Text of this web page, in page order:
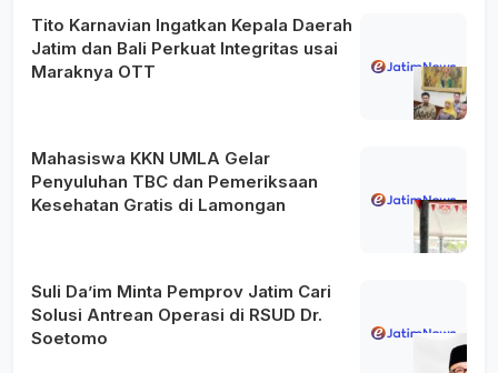
Tito Karnavian Ingatkan Kepala Daerah
Jatim dan Bali Perkuat Integritas usai
Maraknya OTT
Mahasiswa KKN UMLA Gelar
Penyuluhan TBC dan Pemeriksaan
Kesehatan Gratis di Lamongan
Suli Da’im Minta Pemprov Jatim Cari
Solusi Antrean Operasi di RSUD Dr.
Soetomo